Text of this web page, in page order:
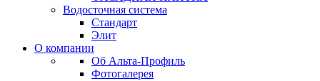
Водосточная система
Стандарт
Элит
О компании
Об Альта-Профиль
Фотогалерея